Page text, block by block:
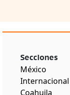
Secciones
México
Internacional
Coahuila